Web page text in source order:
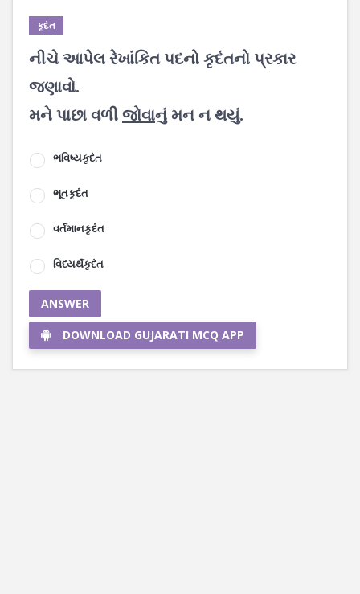
કૃદંત
નીચે આપેલ રેખાંકિત પદનો કૃદંતનો પ્રકાર
જણાવો.
મને પાછા વળીજોવાનુંમન ન થયું.
ભવિષ્યકૃદંત
ભૂતકૃદંત
વર્તમાનકૃદંત
વિધ્યર્થકૃદંત
ANSWER
DOWNLOAD GUJARATI MCQ APP